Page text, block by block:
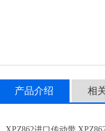
产品介绍 相